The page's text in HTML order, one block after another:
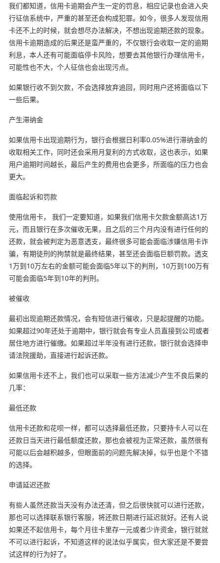
我们都知道，信用卡逾期会产生一定的罚息，相应记录也会进入央
行征信系统中，严重的甚至还会构成犯罪。如今，很多人发现信用
卡还不上的时候，就会想尽办法解决，不想出现逾期还款的现象。
信用卡逾期造成的后果还是蛮严重的，不仅银行会收取一定的逾期
利息，本人还有可能面临停卡风险，想要去其他银行办理信用卡，
可能性也不大，个人征信也会出现污点。
如果银行收不到欠款，不会选择放弃追回，同时用户还将面临以下
一些后果。
产生滞纳金
如果信用卡出现逾期行为，银行会根据日利率0.05%进行滞纳金的
收取相关工作，同时还会采用月复利的方式收取，这也表示，如果
用户逾期时间越长，最后产生的费用也会更多，所面临的压力也会
更大。
面临起诉和罚款
使用信用卡， 我们一定要知道，如果我们信用卡欠款金额高达1万
元，而且银行在多次催收无果，且之后的三个月内没有进行任何的
还款，就会被判定为恶意透支，最终很多可能会面临涉嫌信用卡诈
骗，有期徒刑的拘禁就是最终结果，甚至还会面临巨额罚款。透支
1万到10万左右的金额可能会面临5年以下的判刑，10万到100万有
可能会面临5年到10年的判刑。
被催收
最初出现逾期还款情况，会有短信进行催收，只是起提醒的功能。
如果超过90年还处于逾期中，银行就会有专业人员直接到公司或者
居住地方进行催缴。如果超过半年没有进行还款，银行就会选择申
请法院援助，直接进行起诉还款。
如果信用卡还不上，我们也可以采取一些方法减少产生不良后果的
几率：
最低还款
信用卡还款和花呗一样，都可以选择最低还款，只要持卡人可以在
还款日当天进行最低额度还款，那也会被视为正常还款，虽然很有
可能以后会越积越多，但眼面前的问题先解决掉，似乎也是个不错
的选择。
申请延迟还款
有些人虽然还款当天没有办法还清，但之后很快就可以进行还款，
那也可以选择联系银行客服，将还款日期进行延迟就好。还有人说
如果还不起信用卡，每个月往卡里存一元或者少许资金，银行就就
不可以进行起诉，不知道这样的说法似乎属实，但大家还是不要尝
试这样的行为好了。